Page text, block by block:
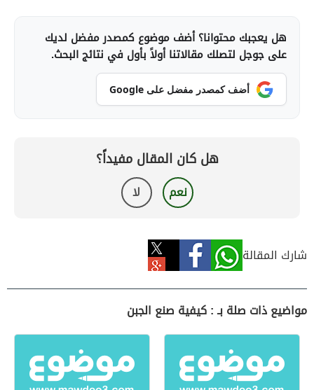
هل يعجبك محتوانا؟ أضف موضوع كمصدر مفضل لديك
على جوجل لتصلك مقالاتنا أولاً بأول في نتائج البحث.
أضف كمصدر مفضل على Google
هل كان المقال مفيداً؟
نعم لا
شارك المقالة
مواضيع ذات صلة بـ : كيفية صنع الجبن